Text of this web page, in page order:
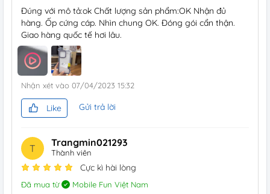
Đúng với mô tả:ok Chất lượng sản phẩm:OK Nhận đủ
hàng. Ốp cứng cáp. Nhìn chung OK. Đóng gói cẩn thận.
Giao hàng quốc tế hơi lâu.
Nhận xét vào 07/04/2023 15:32
Like Gửi trả lời
T Trangmin021293
Thành viên
Cực kì hài lòng
Đã mua từ Mobile Fun Việt Nam